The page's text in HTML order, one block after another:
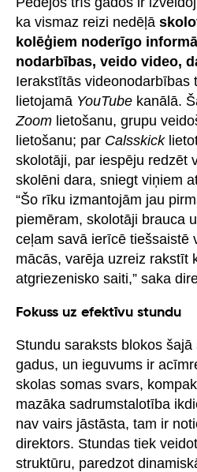
ka vismaz reizi nedēļā
kolēģiem noderīgo
nodarbības, veido video,
Ierakstītās videonodarbības
lietojamā YouTube kanālā.
Zoom lietošanu, grupu
lietošanu; par Calsskick
skolotāji, par iespēju redzēt
skolēni dara, sniegt viņiem
“Šo rīku izmantojām jau
piemēram, skolotāji brauca
ceļam savā ierīcē tiešsaistē
mācās, varēja uzreiz rakstīt
atgriezenisko saiti,” saka
Fokuss uz efektīvu stundu
Stundu saraksts blokos
gadus, un ieguvums ir
skolas somas svars,
mazāka sadrumstalotība
nav vairs jāstāsta, tam ir
direktors. Stundas tiek
struktūru, paredzot